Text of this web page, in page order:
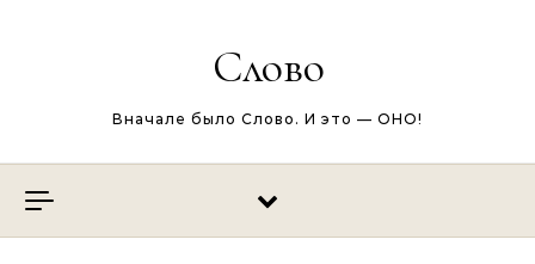
Слово
Вначале было Слово. И это — ОНО!